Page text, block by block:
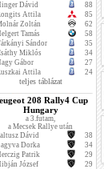
Dávid
88
Attila
85
Zoltán
62
Tamás
58
Sándor
35
Miklós
34
Gábor
27
Attila 24
teljes táblázat
208 Rally4 Cup
Hungary
a 3.futam,
a Mecsek Rallye után
Dávid
38
Dorka
34
Patrik
29
József
29